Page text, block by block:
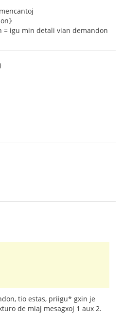
》
igu min detali vian demandon
tio estas, priigu* gxin je
de miaj mesagxoj 1 aux 2.